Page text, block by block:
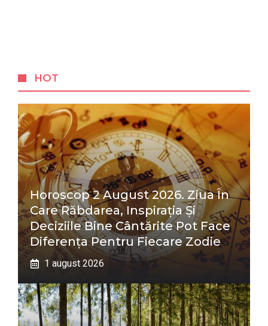
HOT
Horoscop 2 August 2026. Ziua În
Care Răbdarea, Inspirația Și
Deciziile Bine Cântărite Pot Face
Diferența Pentru Fiecare Zodie
1 august 2026